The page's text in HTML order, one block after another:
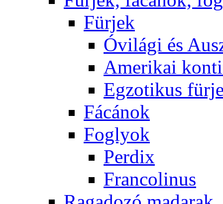
Fürjek
Óvilági és
Amerikai
Egzotikus
Fácánok
Foglyok
Perdix
Francolinus